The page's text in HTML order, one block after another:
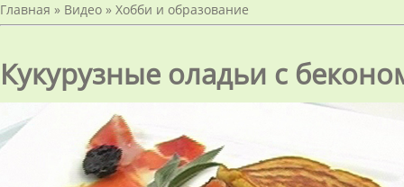
Главная » Видео » Хобби и образование
Кукурузные оладьи с